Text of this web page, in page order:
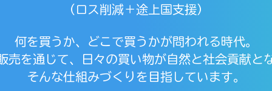
（ロス削減＋途上国支援）
何を買うか、どこで買うかが問われる時代。
売を通じて、日々の買い物が自然と社会貢献と
そんな仕組みづくりを目指しています。